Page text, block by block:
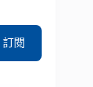
訂閱